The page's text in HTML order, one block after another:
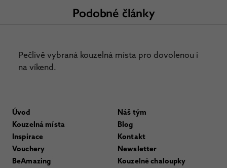
Podobné články
Pečlivě vybraná kouzelná místa pro dovolenou i
na víkend.
Úvod
Kouzelná místa
Inspirace
Vouchery
BeAmazing
Náš tým
Blog
Kontakt
Newsletter
Kouzelné chaloupky